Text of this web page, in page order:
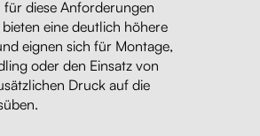
diese Anforderungen
eine deutlich höhere
eignen sich für Montage,
oder den Einsatz von
Druck auf die